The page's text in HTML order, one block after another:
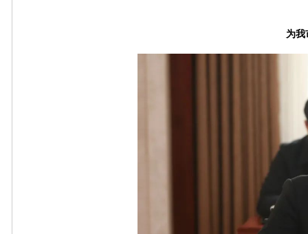
为我